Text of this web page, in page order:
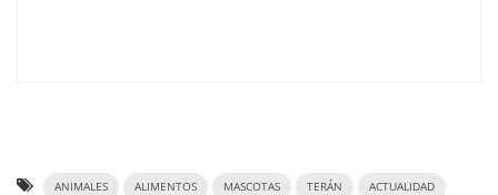
ANIMALES ALIMENTOS MASCOTAS TERÁN ACTUALIDAD